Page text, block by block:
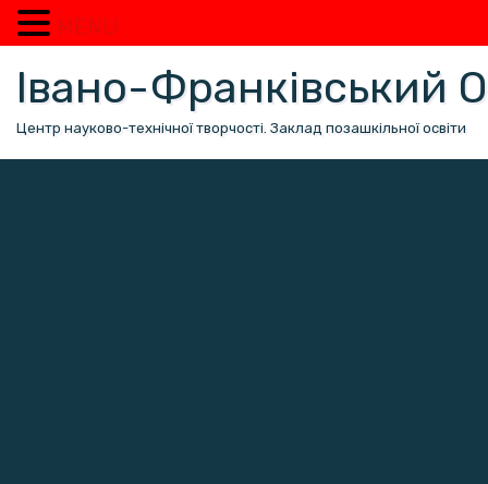
вмісту
Івано-Франківський
Центр науково-технічної творчості. Заклад позашкільної освіти
MENU